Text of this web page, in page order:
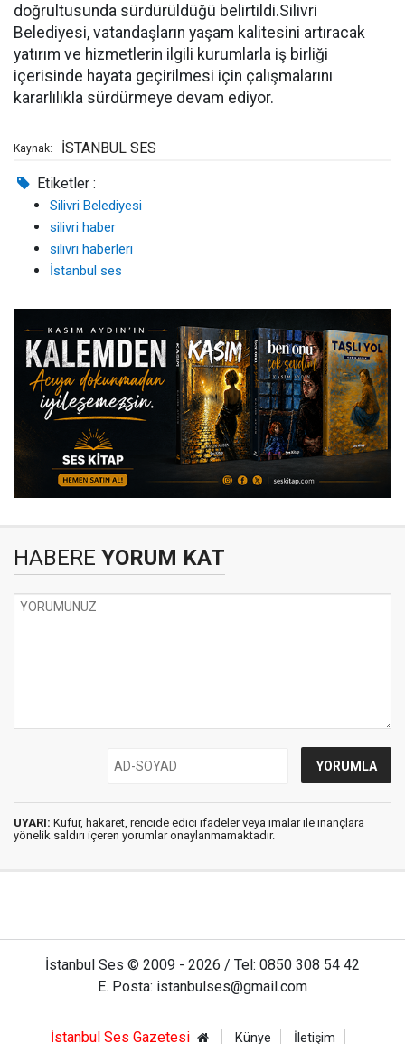
doğrultusunda sürdürüldüğü belirtildi.Silivri
Belediyesi, vatandaşların yaşam kalitesini artıracak
yatırım ve hizmetlerin ilgili kurumlarla iş birliği
içerisinde hayata geçirilmesi için çalışmalarını
kararlılıkla sürdürmeye devam ediyor.
Kaynak: İSTANBUL SES
Etiketler :
Silivri Belediyesi
silivri haber
silivri haberleri
İstanbul ses
HABERE YORUM KAT
UYARI: Küfür, hakaret, rencide edici ifadeler veya imalar ile inançlara
yönelik saldırı içeren yorumlar onaylanmamaktadır.
İstanbul Ses © 2009 - 2026 / Tel: 0850 308 54 42
E. Posta: istanbulses@gmail.com
İstanbul Ses Gazetesi Künye İletişim